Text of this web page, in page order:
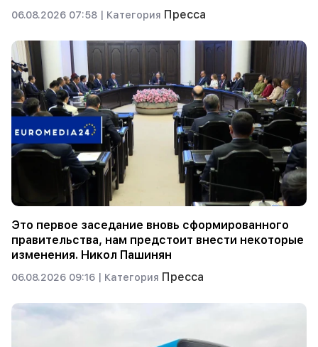
06.08.2026 07:58 | Категория Пресса
Это первое заседание вновь сформированного
правительства, нам предстоит внести некоторые
изменения. Никол Пашинян
06.08.2026 09:16 | Категория Пресса